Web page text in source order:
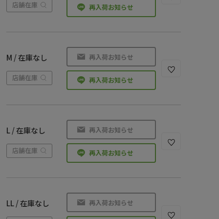
店舗在庫 再入荷お知らせ
M / 在庫なし
店舗在庫
再入荷お知らせ
再入荷お知らせ
L / 在庫なし
店舗在庫
再入荷お知らせ
再入荷お知らせ
LL / 在庫なし 再入荷お知らせ